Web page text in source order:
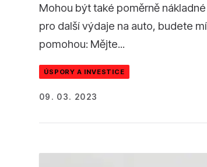
Mohou být také poměrně
pro další výdaje na auto, budete
pomohou: Mějte...
ÚSPORY A INVESTICE
09. 03. 2023